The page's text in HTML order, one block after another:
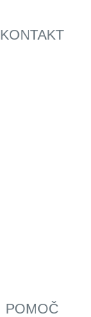
KONTAKT
POMOČ